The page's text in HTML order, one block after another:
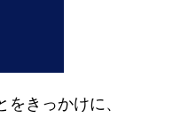
きっかけに、